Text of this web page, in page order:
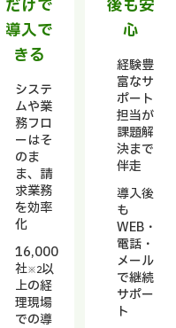
だけで
導入で
きる
システ
ムや業
務フロ
ーはそ
のま
ま、請
求業務
を効率
化
16,000
社※2以
上の経
理現場
での導
後も安
心
経験豊
富なサ
ポート
担当が
課題解
決まで
伴走
導入後
も
WEB・
電話・
メール
で継続
サポー
ト